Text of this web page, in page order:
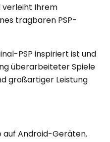
Ihrem
tragbaren PSP-
PSP inspiriert ist und
überarbeiteter Spiele
großartiger Leistung
auf Android-Geräten.